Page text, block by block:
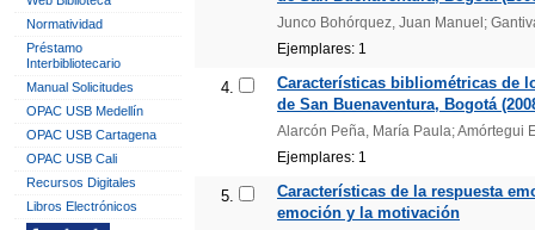
Normatividad
Préstamo
Interbibliotecario
Manual Solicitudes
OPAC USB Medellín
OPAC USB Cartagena
OPAC USB Cali
Recursos Digitales
Libros Electrónicos
Junco Bohórquez, Juan Manuel;
Ejemplares: 1
4.
Características bibliométricas de
de San Buenaventura, Bogotá
Alarcón Peña, María Paula; Amórtegui
Ejemplares: 1
5.
Características de la respuesta
emoción y la motivación